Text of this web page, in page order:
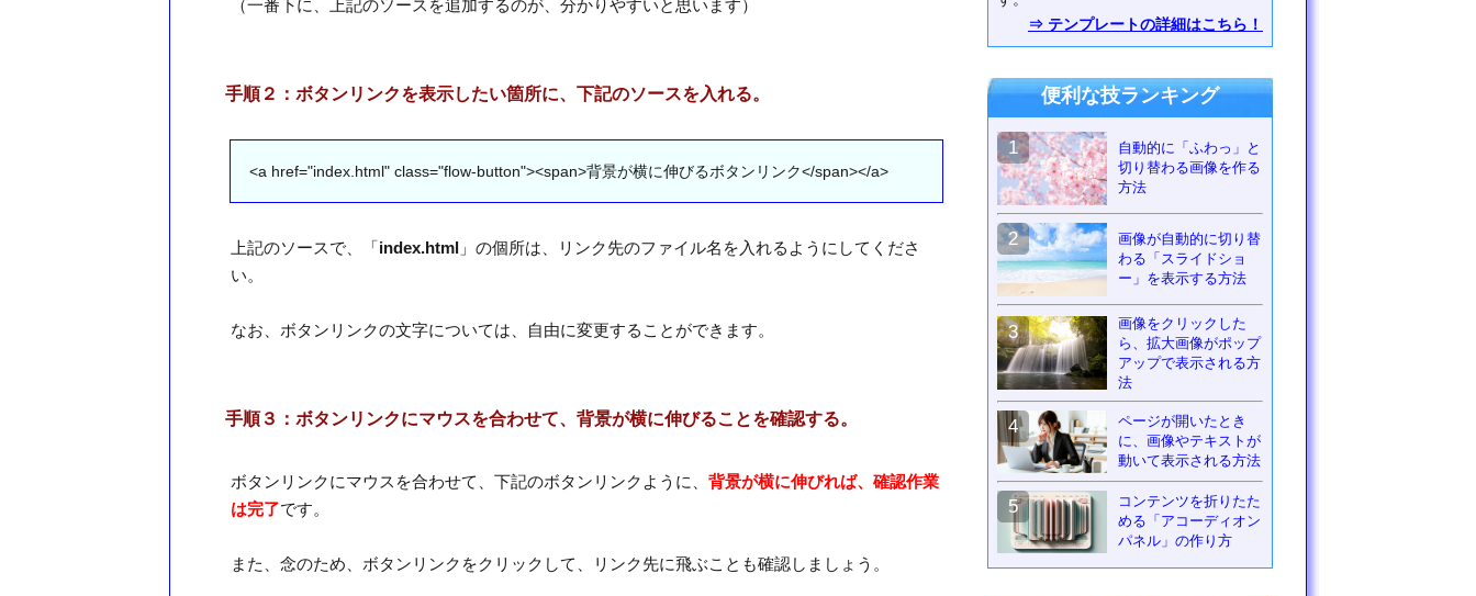
（一番下に、上記のソースを追加するのが、分かりやすいと思います）
手順２：ボタンリンクを表示したい箇所に、下記のソースを入れる。
<a href="index.html" class="flow-button"><span>背景が横に伸びるボタンリンク</span></a>
上記のソースで、「index.html 」の個所は、リンク先のファイル名を入れるようにしてくださ
い。
なお、ボタンリンクの文字については、自由に変更することができます。
手順３：ボタンリンクにマウスを合わせて、背景が横に伸びることを確認する。
ボタンリンクにマウスを合わせて、下記のボタンリンクように、 背景が横に伸びれば、確認作業
は完了です。
また、念のため、ボタンリンクをクリックして、リンク先に飛ぶことも確認しましょう。
⇒ テンプレートの詳細はこちら！
便利な技ランキング
1
自動的に「ふわっ」と
切り替わる画像を作る
方法
2
画像が自動的に切り替
わる「スライドショ
ー」を表示する方法
3
画像をクリックした
ら、拡大画像がポップ
アップで表示される方
法
4
ページが開いたとき
に、画像やテキストが
動いて表示される方法
5
コンテンツを折りたた
める「アコーディオン
パネル」の作り方